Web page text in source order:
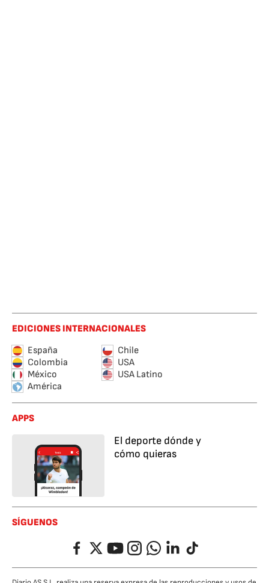
EDICIONES INTERNACIONALES
España
Chile
Colombia
USA
México
USA Latino
América
APPS
El deporte dónde y
cómo quieras
SÍGUENOS
FacebookTwitterYouTubeInstagramWhatsappLinkedIn
TikTok